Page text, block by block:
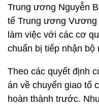
Trung ương Nguyễn
tế Trung ương
làm việc với các cơ
chuẩn bị tiếp nhận
Theo các quyết định
án về chuyển giao tổ
hoàn thành trước.